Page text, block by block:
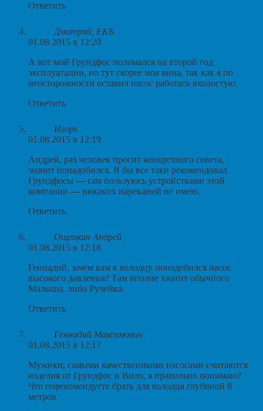
Ответить
Дмитрий, ЕКБ
01.08.2015 в 12:20
А вот мой Грундфос поломался на второй год
эксплуатации, но тут скорее моя вина, так как я по
неосторожности оставил насос работать вхолостую.
Ответить
Игорь
01.08.2015 в 12:19
Андрей, раз человек просит конкретного совета,
значит понадобился. Я бы все таки рекомендовал
Грундфосы — сам пользуюсь устройствами этой
компании — никаких нареканий не имею.
Ответить
Ощепкин Андрей
01.08.2015 в 12:18
Геннадий, зачем вам к колодцу понадобился насос
высокого давления? Там вполне хватит обычного
Малыша, либо Ручейка.
Ответить
Геннадий Максимович
01.08.2015 в 12:17
Мужики, самыми качественными насосами считаются
изделия от Грундфос и Вило, я правильно понимаю?
Что порекомендуете брать для колодца глубиной 8
метров.